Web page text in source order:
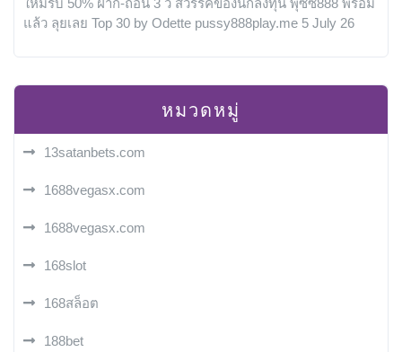
แล้ว ลุยเลย Top 30 by Odette pussy888play.me 5 July 26
หมวดหมู่
13satanbets.com
1688vegasx.com
1688vegasx.com
168slot
168สล็อต
188bet